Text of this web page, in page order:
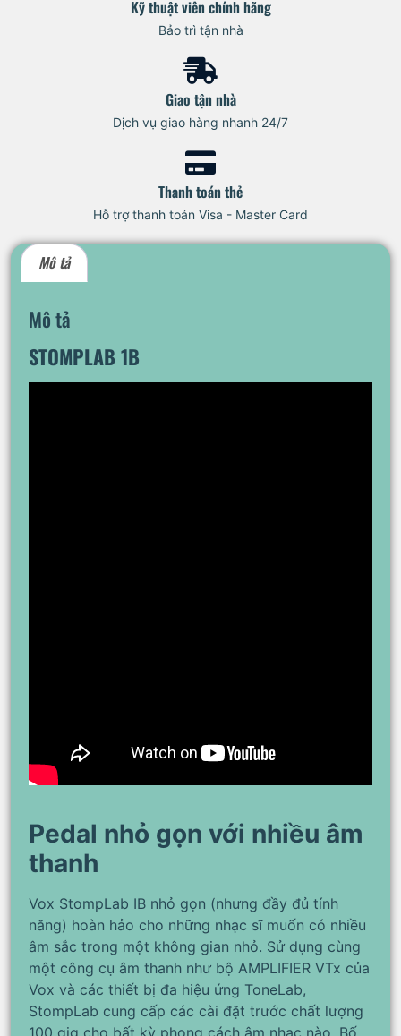
Kỹ thuật viên chính hãng
Bảo trì tận nhà
Giao tận nhà
Dịch vụ giao hàng nhanh 24/7
Thanh toán thẻ
Hỗ trợ thanh toán Visa - Master Card
Mô tả
Mô tả
STOMPLAB 1B
Pedal nhỏ gọn với nhiều âm
thanh
Vox StompLab IB nhỏ gọn (nhưng đầy đủ tính
năng) hoàn hảo cho những nhạc sĩ muốn có nhiều
âm sắc trong một không gian nhỏ. Sử dụng cùng
một công cụ âm thanh như bộ AMPLIFIER VTx của
Vox và các thiết bị đa hiệu ứng ToneLab,
StompLab cung cấp các cài đặt trước chất lượng